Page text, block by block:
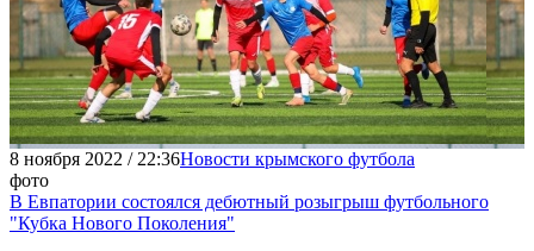
8 ноября 2022 / 22:36Новости крымского футбола
фото
В Евпатории состоялся дебютный розыгрыш футбольного
"Кубка Нового Поколения"